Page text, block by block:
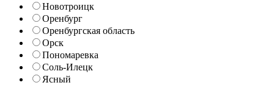
Новотроицк
Оренбург
Оренбургская область
Орск
Пономаревка
Соль-Илецк
Ясный